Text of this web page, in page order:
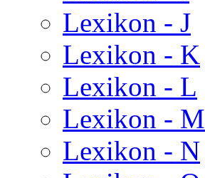
Lexikon - J
Lexikon - K
Lexikon - L
Lexikon - M
Lexikon - N